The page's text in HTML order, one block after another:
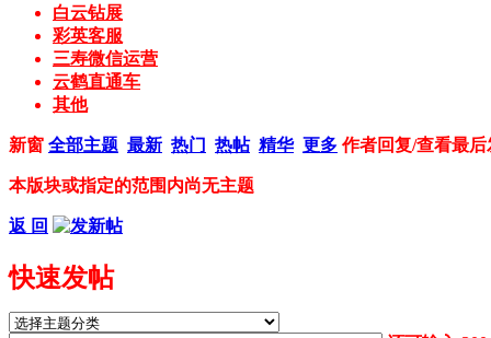
白云钻展
彩英客服
三寿微信运营
云鹤直通车
其他
新窗 全部主题 最新 热门 热帖 精华 更多 作者回复/查看最后
本版块或指定的范围内尚无主题
返 回
快速发帖